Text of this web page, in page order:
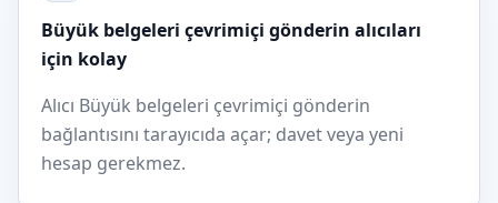
Büyük belgeleri çevrimiçi gönderin alıcıları
için kolay
Alıcı Büyük belgeleri çevrimiçi gönderin
bağlantısını tarayıcıda açar; davet veya yeni
hesap gerekmez.